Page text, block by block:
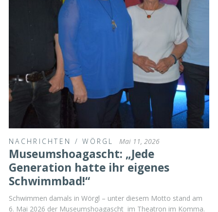
NACHRICHTEN /WÖRGL Mai 11, 2026
Museumshoagascht: „Jede
Generation hatte ihr eigenes
Schwimmbad!“
Schwimmen damals in Wörgl – unter diesem Motto stand am
6. Mai 2026 der Museumshoagascht im Theatron im Komma.